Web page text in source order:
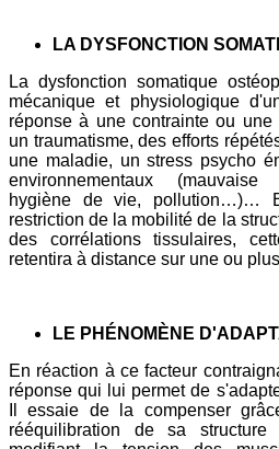
LA DYSFONCTION
La dysfonction somatique
mécanique et physiologique
réponse à une contrainte ou
un traumatisme, des efforts
une maladie, un stress psycho
environnementaux
hygiène de vie, pollution…)…
restriction de la mobilité de la
des corrélations tissulaires,
retentira à distance sur une ou
LE PHÉNOMÈNE
En réaction à ce facteur
réponse qui lui permet de
Il essaie de la compenser
rééquilibration de sa structure